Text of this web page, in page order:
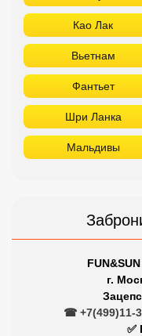
Као Лак
Вьетнам
Фантьет
Шри Ланка
Мальдивы
г.
☎ +7(499)11-
✅